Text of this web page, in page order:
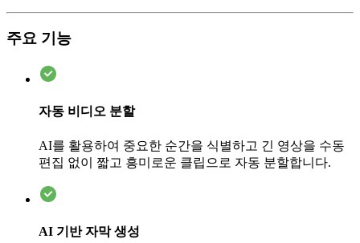
주요 기능
자동 비디오 분할
AI를 활용하여 중요한 순간을 식별하고 긴 영상을 수동
편집 없이 짧고 흥미로운 클립으로 자동 분할합니다.
AI 기반 자막 생성